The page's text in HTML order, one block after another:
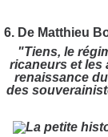
6. De Matthieu
"Tiens, le
ricaneurs et les
renaissance
des